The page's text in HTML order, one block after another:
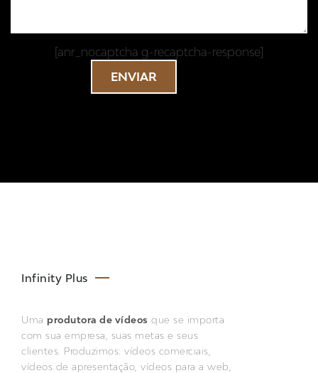
[anr_nocaptcha g-recaptcha-response]
Infinity Plus
Uma produtora de vídeos que se importa
com sua empresa, suas metas e seus
clientes. Produzimos: vídeos comerciais,
vídeos de apresentação, vídeos para a web,